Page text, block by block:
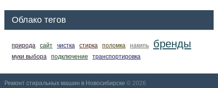
Облако тегов
природа сайт чистка стирка поломка накипь бренды
муки выбора подключение транспортировка
Ремонт стиральных машин в Новосибирске © 2026